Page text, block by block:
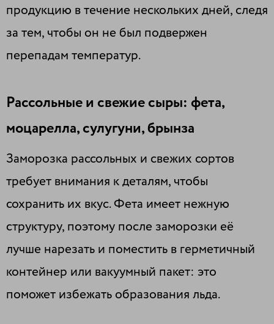
продукцию в течение нескольких дней, следя
за тем, чтобы он не был подвержен
перепадам температур.
Рассольные и свежие сыры: фета,
моцарелла, сулугуни, брынза
Заморозка рассольных и свежих сортов
требует внимания к деталям, чтобы
сохранить их вкус. Фета имеет нежную
структуру, поэтому после заморозки её
лучше нарезать и поместить в герметичный
контейнер или вакуумный пакет: это
поможет избежать образования льда.